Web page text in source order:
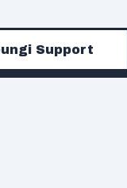
Support